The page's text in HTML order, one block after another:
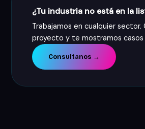
¿Tu industria no está en la
Trabajamos en cualquier sector.
proyecto y te mostramos casos
Consultanos →